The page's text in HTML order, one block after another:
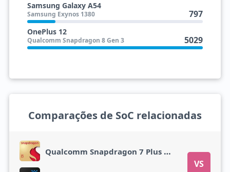
Samsung Galaxy A54
Samsung Exynos 1380 797
OnePlus 12
Qualcomm Snapdragon 8 Gen 3 5029
Comparações de SoC relacionadas
Qualcomm Snapdragon 7 Plus Gen 2
VS